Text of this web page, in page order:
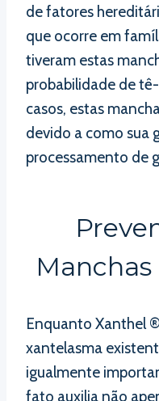
de fatores
que ocorre em
tiveram estas
probabilidade de
casos, estas
devido a como sua
processamento de
Manchas
Enquanto Xanthel
xantelasma
igualmente
fato auxilia não